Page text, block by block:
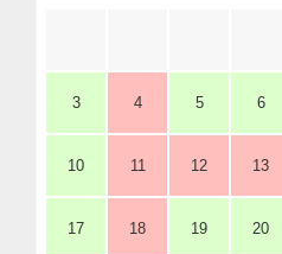
3 4 5 6
10 11 12 13
17 18 19 20